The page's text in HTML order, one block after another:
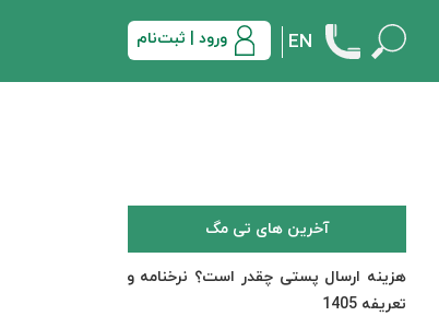
ورود | ثبت‌نام EN
آخرین های تی مگ
هزینه ارسال پستی چقدر است؟ نرخنامه و
تعریفه 1405